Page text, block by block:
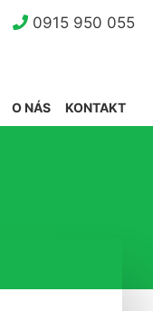
0915 950 055
KONTAKT
O NÁS